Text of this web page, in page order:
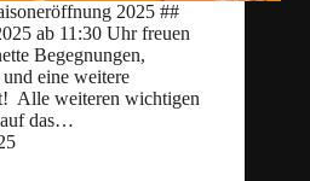
2025 ##
ab 11:30 Uhr freuen
Begegnungen,
eine weitere
Alle weiteren wichtigen
das…